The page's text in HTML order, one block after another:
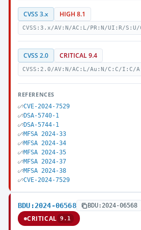
CVSS 3.x HIGH 8.1
CVSS:3.x/AV:N/AC:L/PR:N/UI:R/
CVSS 2.0 CRITICAL 9.4
CVSS:2.0/AV:N/AC:L/Au:N/C:C/I:C/
REFERENCES
CVE-2024-7529
DSA-5740-1
DSA-5744-1
MFSA 2024-33
MFSA 2024-34
MFSA 2024-35
MFSA 2024-37
MFSA 2024-38
CVE-2024-7529
BDU:2024-06568 BDU:2024-06568
CRITICAL 9.1